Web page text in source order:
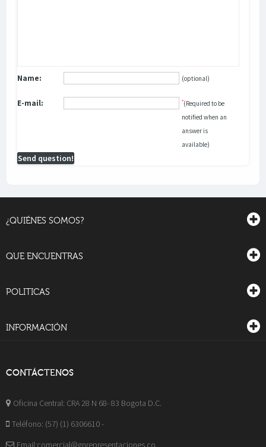
Name: (optional)
E-mail: *(Required to be
notified when an
answer is
available)
Send question!
¿QUIÉNES SOMOS?
QUE ENCUENTRAS
POLITICAS
INFORMACIÓN
CONTÁCTENOS
Oficina Central: CRA 28 N 68- 83 Bogota D.C.
Teléfono: (57) (1) 6306610 -